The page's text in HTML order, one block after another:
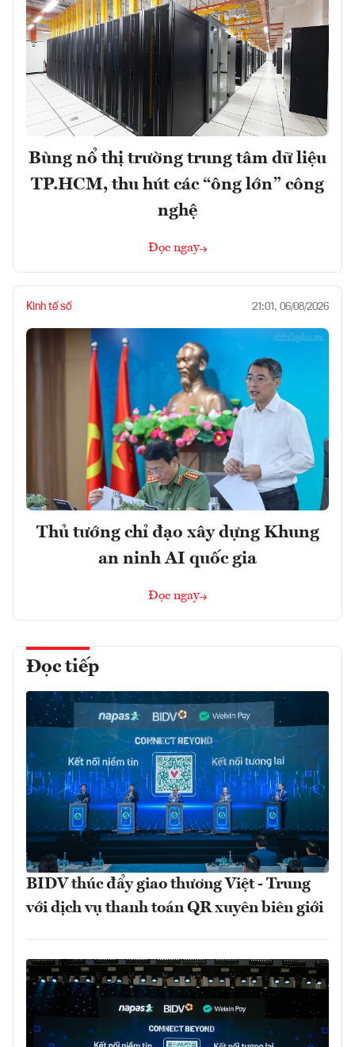
Bùng nổ thị trường trung tâm dữ liệu
TP.HCM, thu hút các “ông lớn” công
nghệ
Đọc ngay
Kinh tế số 21:01, 06/08/2026
Thủ tướng chỉ đạo xây dựng Khung
an ninh AI quốc gia
Đọc ngay
Đọc tiếp
BIDV thúc đẩy giao thương Việt - Trung
với dịch vụ thanh toán QR xuyên biên giới